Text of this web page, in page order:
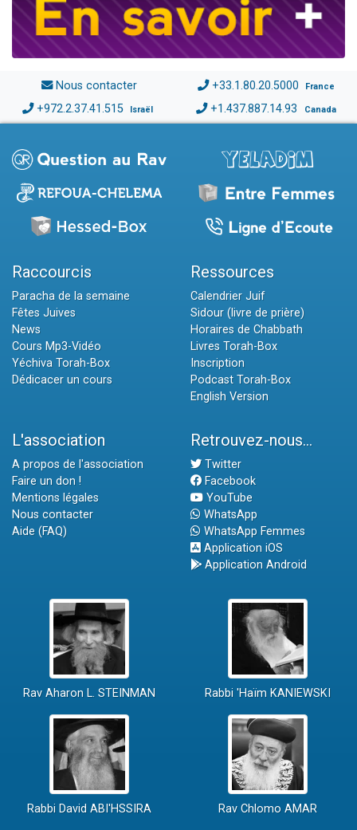
Nous contacter +33.1.80.20.5000 France
+972.2.37.41.515 Israël +1.437.887.14.93 Canada
Raccourcis
Paracha de la semaine
Fêtes Juives
News
Cours Mp3-Vidéo
Yéchiva Torah-Box
Dédicacer un cours
Ressources
Calendrier Juif
Sidour (livre de prière)
Horaires de Chabbath
Livres Torah-Box
Inscription
Podcast Torah-Box
English Version
L'association
A propos de l'association
Faire un don !
Mentions légales
Nous contacter
Aide (FAQ)
Retrouvez-nous...
Twitter
Facebook
YouTube
WhatsApp
WhatsApp Femmes
Application iOS
Application Android
Rav Aharon L. STEINMAN Rabbi 'Haïm KANIEWSKI
Rabbi David ABI'HSSIRA Rav Chlomo AMAR